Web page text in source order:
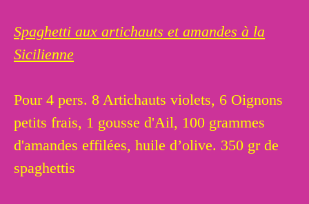
Spaghetti aux artichauts et amandes à la
Sicilienne
Pour 4 pers. 8 Artichauts violets, 6 Oignons
petits frais, 1 gousse d'Ail, 100 grammes
d'amandes effilées, huile d’olive. 350 gr de
spaghettis